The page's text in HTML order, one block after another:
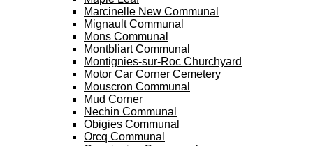
Marcinelle New Communal
Mignault Communal
Mons Communal
Montbliart Communal
Montignies-sur-Roc Churchyard
Motor Car Corner Cemetery
Mouscron Communal
Mud Corner
Nechin Communal
Obigies Communal
Orcq Communal